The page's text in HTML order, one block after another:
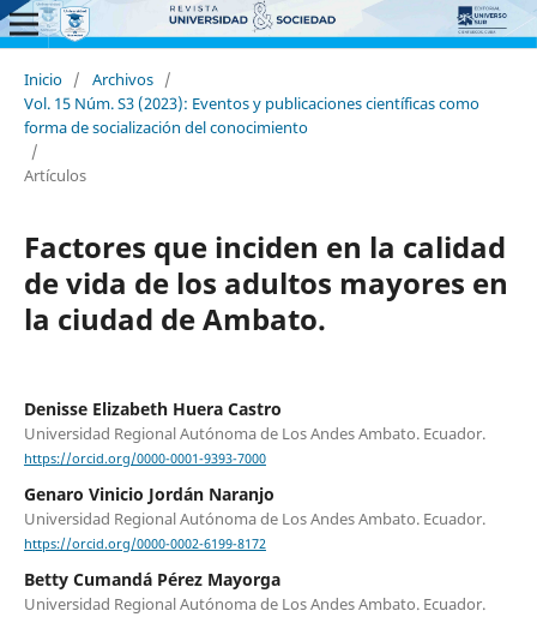
Inicio / Archivos /
Vol. 15 Núm. S3 (2023): Eventos y publicaciones científicas como
forma de socialización del conocimiento
/
Artículos
Factores que inciden en la calidad
de vida de los adultos mayores en
la ciudad de Ambato.
Denisse Elizabeth Huera Castro
Universidad Regional Autónoma de Los Andes Ambato. Ecuador.
https://orcid.org/0000-0001-9393-7000
Genaro Vinicio Jordán Naranjo
Universidad Regional Autónoma de Los Andes Ambato. Ecuador.
https://orcid.org/0000-0002-6199-8172
Betty Cumandá Pérez Mayorga
Universidad Regional Autónoma de Los Andes Ambato. Ecuador.